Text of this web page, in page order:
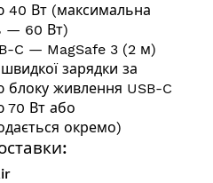
40 Вт (максимальна
— 60 Вт)
C — MagSafe 3 (2 м)
зарядки за
блоку живлення USB-C
70 Вт або
окремо)